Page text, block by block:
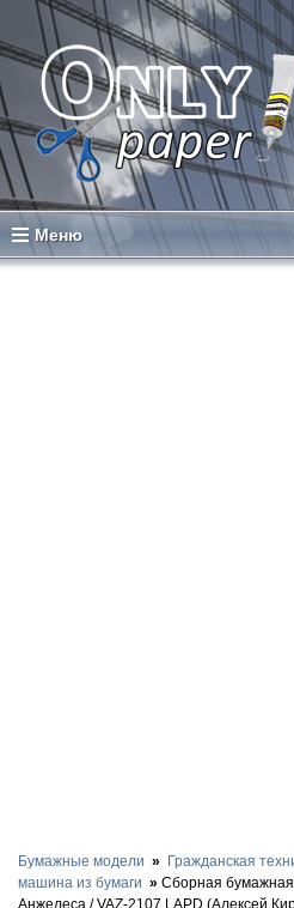
Меню
Бумажные модели Гражданская
машина из бумаги
Сборная
Анжелеса / VAZ-2107 LAPD (Алексей